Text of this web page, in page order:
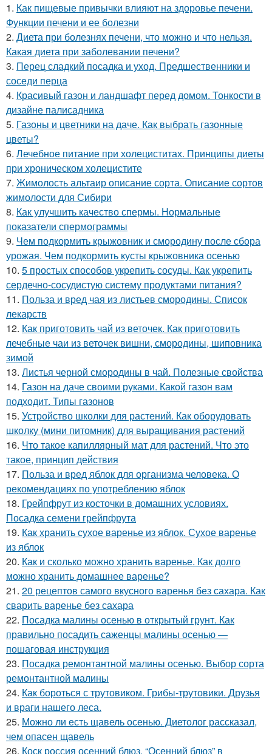
1. Как пищевые привычки влияют на здоровье печени.
Функции печени и ее болезни
2. Диета при болезнях печени, что можно и что нельзя.
Какая диета при заболевании печени?
3. Перец сладкий посадка и уход. Предшественники и
соседи перца
4. Красивый газон и ландшафт перед домом. Тонкости в
дизайне палисадника
5. Газоны и цветники на даче. Как выбрать газонные
цветы?
6. Лечебное питание при холециститах. Принципы диеты
при хроническом холецистите
7. Жимолость альтаир описание сорта. Описание сортов
жимолости для Сибири
8. Как улучшить качество спермы. Нормальные
показатели спермограммы
9. Чем подкормить крыжовник и смородину после сбора
урожая. Чем подкормить кусты крыжовника осенью
10. 5 простых способов укрепить сосуды. Как укрепить
сердечно-сосудистую систему продуктами питания?
11. Польза и вред чая из листьев смородины. Список
лекарств
12. Как приготовить чай из веточек. Как приготовить
лечебные чаи из веточек вишни, смородины, шиповника
зимой
13. Листья черной смородины в чай. Полезные свойства
14. Газон на даче своими руками. Какой газон вам
подходит. Типы газонов
15. Устройство школки для растений. Как оборудовать
школку (мини питомник) для выращивания растений
16. Что такое капиллярный мат для растений. Что это
такое, принцип действия
17. Польза и вред яблок для организма человека. О
рекомендациях по употреблению яблок
18. Грейпфрут из косточки в домашних условиях.
Посадка семени грейпфрута
19. Как хранить сухое варенье из яблок. Сухое варенье
из яблок
20. Как и сколько можно хранить варенье. Как долго
можно хранить домашнее варенье?
21. 20 рецептов самого вкусного варенья без сахара. Как
сварить варенье без сахара
22. Посадка малины осенью в открытый грунт. Как
правильно посадить саженцы малины осенью —
пошаговая инструкция
23. Посадка ремонтантной малины осенью. Выбор сорта
ремонтантной малины
24. Как бороться с трутовиком. Грибы-трутовики. Друзья
и враги нашего леса.
25. Можно ли есть щавель осенью. Диетолог рассказал,
чем опасен щавель
26. Коск россия осенний блюз. “Осенний блюз” в